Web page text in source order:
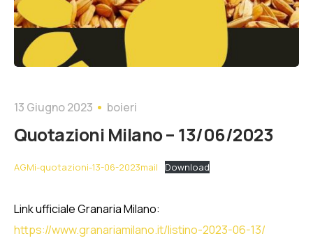
13 Giugno 2023 boieri
Quotazioni Milano – 13/06/2023
AGMi-quotazioni-13-06-2023mail Download
Link ufficiale Granaria Milano:
https://www.granariamilano.it/listino-2023-06-13/